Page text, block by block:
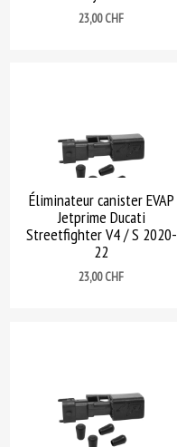
Prix
23,00 CHF
Éliminateur canister EVAP
Jetprime Ducati
Streetfighter V4 / S 2020-
22
Prix
23,00 CHF